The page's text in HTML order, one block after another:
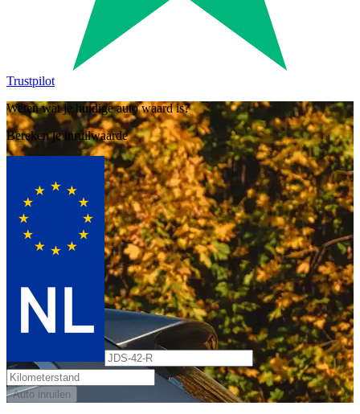
Trustpilot
Weten wat je huidige auto waard is?
Bereken je inruilwaarde
Auto inruilen